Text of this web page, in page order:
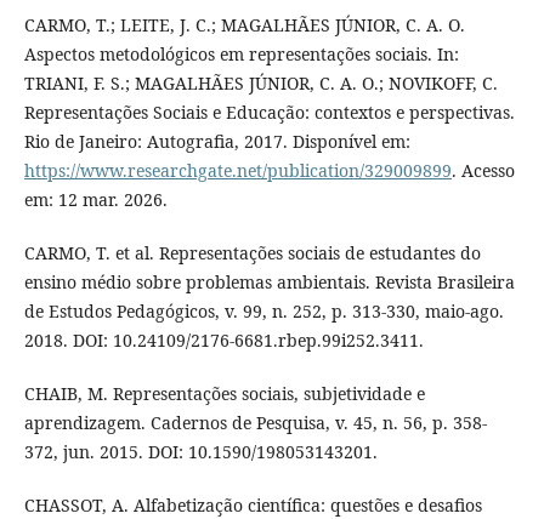
CARMO, T.; LEITE, J. C.; MAGALHÃES JÚNIOR, C. A. O.
Aspectos metodológicos em representações sociais. In:
TRIANI, F. S.; MAGALHÃES JÚNIOR, C. A. O.; NOVIKOFF, C.
Representações Sociais e Educação: contextos e perspectivas.
Rio de Janeiro: Autografia, 2017. Disponível em:
https://www.researchgate.net/publication/329009899. Acesso
em: 12 mar. 2026.
CARMO, T. et al. Representações sociais de estudantes do
ensino médio sobre problemas ambientais. Revista Brasileira
de Estudos Pedagógicos, v. 99, n. 252, p. 313-330, maio-ago.
2018. DOI: 10.24109/2176-6681.rbep.99i252.3411.
CHAIB, M. Representações sociais, subjetividade e
aprendizagem. Cadernos de Pesquisa, v. 45, n. 56, p. 358-
372, jun. 2015. DOI: 10.1590/198053143201.
CHASSOT, A. Alfabetização científica: questões e desafios